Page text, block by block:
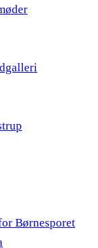
Børnesporet